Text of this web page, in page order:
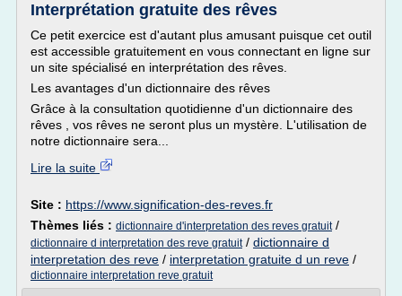
Interprétation gratuite des rêves
Ce petit exercice est d'autant plus amusant puisque cet outil
est accessible gratuitement en vous connectant en ligne sur
un site spécialisé en interprétation des rêves.
Les avantages d'un dictionnaire des rêves
Grâce à la consultation quotidienne d'un dictionnaire des
rêves , vos rêves ne seront plus un mystère. L'utilisation de
notre dictionnaire sera...
Lire la suite
Site : https://www.signification-des-reves.fr
Thèmes liés : dictionnaire d'interpretation des reves gratuit/
dictionnaire d interpretation des reve gratuit/ dictionnaire d
interpretation des reve / interpretation gratuite d un reve /
dictionnaire interpretation reve gratuit